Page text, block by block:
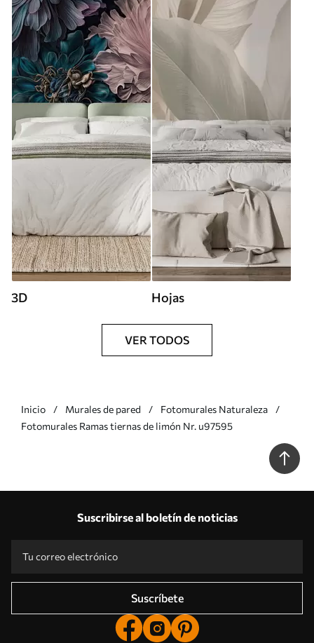
3D Hojas
VER TODOS
Inicio Murales de pared
Fotomurales Naturaleza
Fotomurales Ramas tiernas de limón Nr. u97595
Suscribirse al boletín de noticias
Suscríbete